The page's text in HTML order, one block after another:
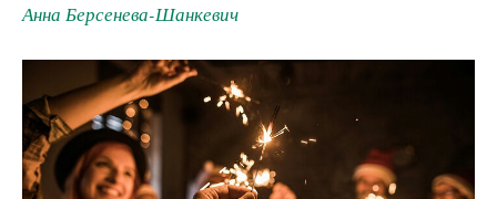
Анна Берсенева-Шанкевич